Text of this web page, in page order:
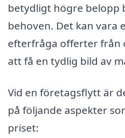
betydligt högre belopp
behoven. Det kan vara
efterfråga offerter från
att få en tydlig bild av
Vid en företagsflytt är
på följande aspekter
priset: